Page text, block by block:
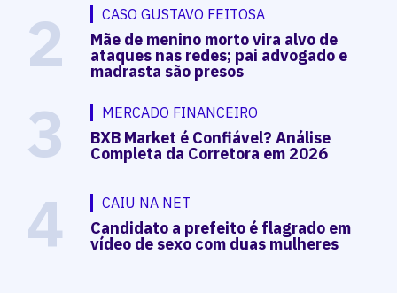
2 CASO GUSTAVO FEITOSA
Mãe de menino morto vira alvo de
ataques nas redes; pai advogado e
madrasta são presos
3 MERCADO FINANCEIRO
BXB Market é Confiável? Análise
Completa da Corretora em 2026
4 CAIU NA NET
Candidato a prefeito é flagrado em
vídeo de sexo com duas mulheres